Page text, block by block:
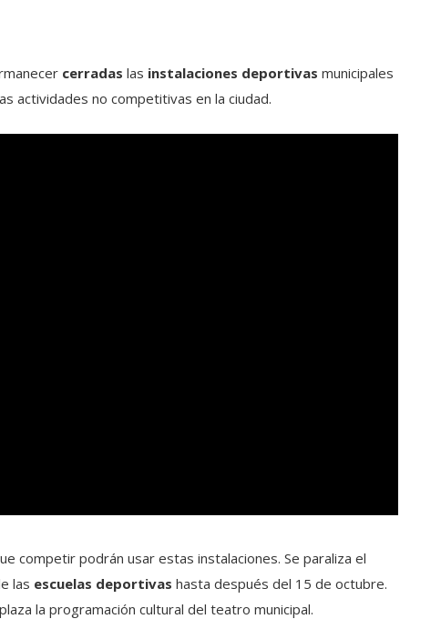
cerradas las instalaciones deportivas municipales
actividades no competitivas en la ciudad.
competir podrán usar estas instalaciones. Se paraliza el
las escuelas deportivas hasta después del 15 de octubre.
la programación cultural del teatro municipal.